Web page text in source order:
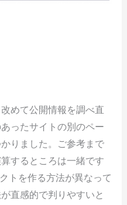
めて公開情報を調べ直
ったサイトの別のペー
りました。ご参考まで
するところは一緒です
トを作る方法が異なって
直感的で判りやすいと